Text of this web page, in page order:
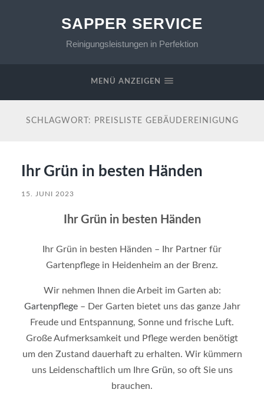
SAPPER SERVICE
Reinigungsleistungen in Perfektion
MENÜ ANZEIGEN
SCHLAGWORT: PREISLISTE GEBÄUDEREINIGUNG
Ihr Grün in besten Händen
15. JUNI 2023
Ihr Grün in besten Händen
Ihr Grün in besten Händen – Ihr Partner für
Gartenpflege in Heidenheim an der Brenz.
Wir nehmen Ihnen die Arbeit im Garten ab:
Gartenpflege– Der Garten bietet uns das ganze Jahr
Freude und Entspannung, Sonne und frische Luft.
Große Aufmerksamkeit und Pflege werden benötigt
um den Zustand dauerhaft zu erhalten. Wir kümmern
uns Leidenschaftlich um Ihre Grün, so oft Sie uns
brauchen.